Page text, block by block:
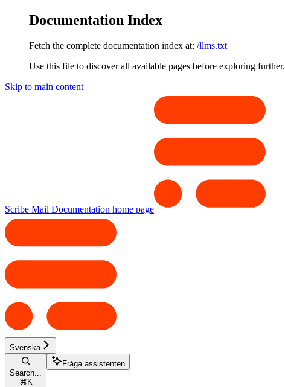
Documentation Index
Fetch the complete documentation index at: /llms.txt
Use this file to discover all available pages before exploring further.
Skip to main content
Scribe Mail Documentation home page
Svenska
Search...
⌘ K
Fråga assistenten